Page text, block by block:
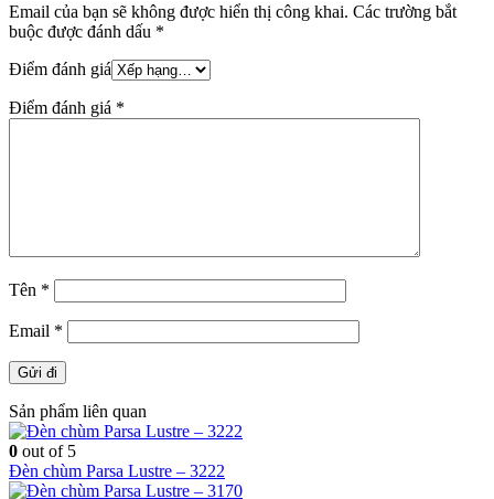
Email của bạn sẽ không được hiển thị công khai. Các trường bắt
buộc được đánh dấu *
Điểm đánh giá
Điểm đánh giá *
Tên *
Email *
Sản phẩm liên quan
0 out of 5
Đèn chùm Parsa Lustre – 3222